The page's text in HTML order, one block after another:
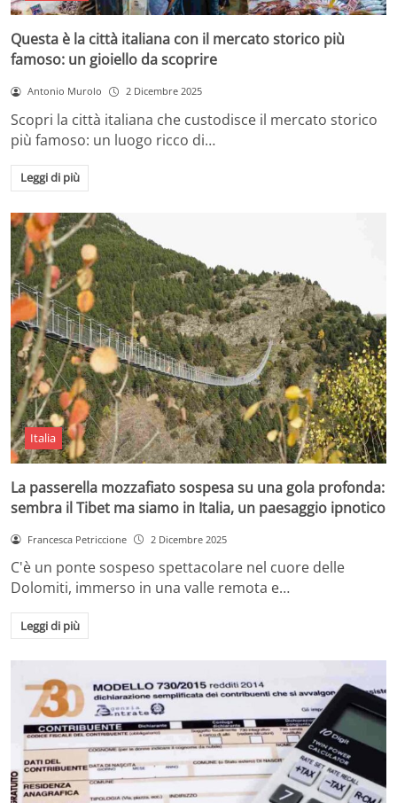
Questa è la città italiana con il mercato storico più
famoso: un gioiello da scoprire
Antonio Murolo 2 Dicembre 2025
Scopri la città italiana che custodisce il mercato storico
più famoso: un luogo ricco di…
Leggi di più
Italia
La passerella mozzafiato sospesa su una gola profonda:
sembra il Tibet ma siamo in Italia, un paesaggio ipnotico
Francesca Petriccione 2 Dicembre 2025
C'è un ponte sospeso spettacolare nel cuore delle
Dolomiti, immerso in una valle remota e…
Leggi di più